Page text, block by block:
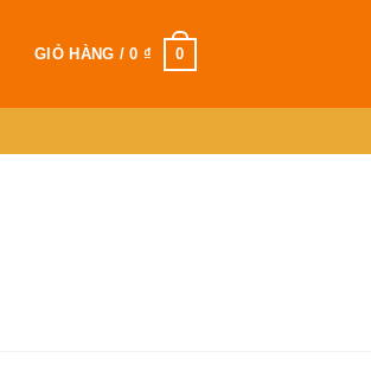
GIỎ HÀNG /0 ₫ 0